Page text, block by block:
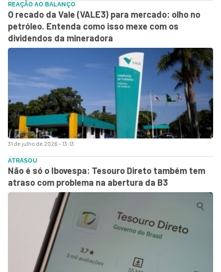
31 de julho de 2026 - 13:13
REAÇÃO AO BALANÇO
O recado da Vale (VALE3) para mercado: olho no
petróleo. Entenda como isso mexe com os
dividendos da mineradora
ATRASOU
Não é só o Ibovespa: Tesouro Direto também tem
atraso com problema na abertura da B3